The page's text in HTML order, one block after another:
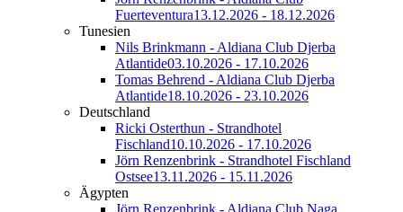
Fuerteventura13.12.2026 - 18.12.2026
Tunesien
Nils Brinkmann - Aldiana Club Djerba
Atlantide03.10.2026 - 17.10.2026
Tomas Behrend - Aldiana Club Djerba
Atlantide18.10.2026 - 23.10.2026
Deutschland
Ricki Osterthun - Strandhotel
Fischland10.10.2026 - 17.10.2026
Jörn Renzenbrink - Strandhotel Fischland
Ostsee13.11.2026 - 15.11.2026
Ägypten
Jörn Renzenbrink - Aldiana Club Naga